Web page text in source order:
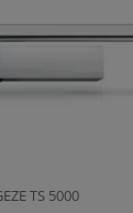
TS 5000